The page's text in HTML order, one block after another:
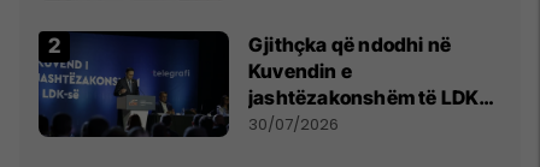
Gjithçka që ndodhi në
Kuvendin e
jashtëzakonshëm të LDK-
së
30/07/2026